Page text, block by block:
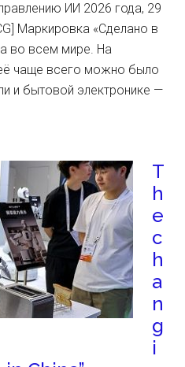
ИИ 2026 года, 29
Маркировка «Сделано в
во всем мире. На
чаще всего можно было
и бытовой электронике —
T
h
e
c
h
a
n
g
i